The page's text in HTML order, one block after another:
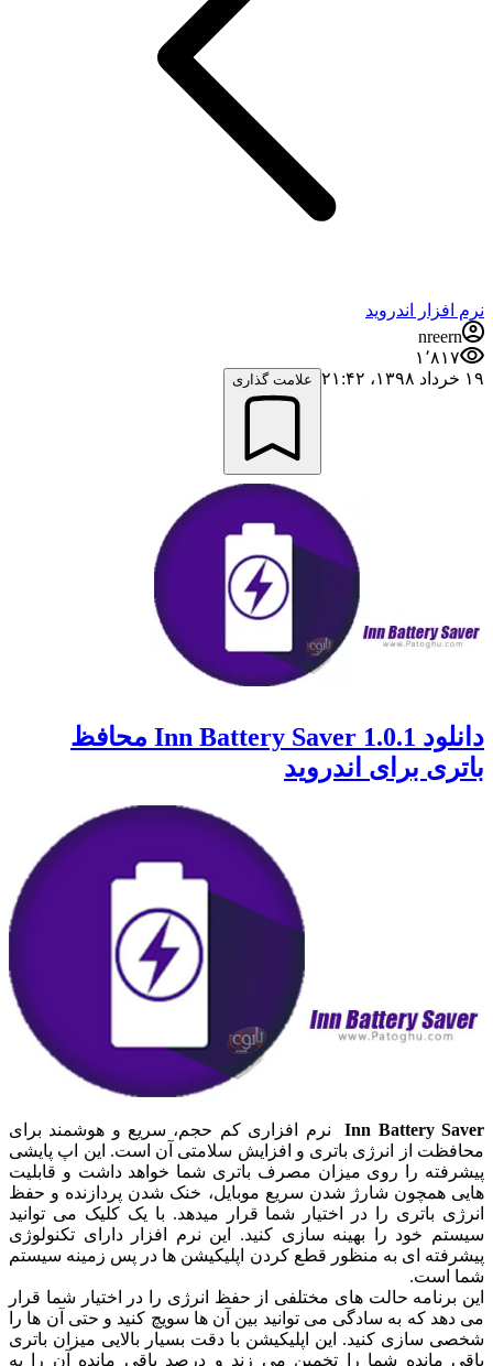
نرم افزار اندروید
nreern
۱٬۸۱۷
۱۹ خرداد ۱۳۹۸،‏ ۲۱:۴۲
علامت گذاری
دانلود Inn Battery Saver 1.0.1 محافظ
باتری برای اندروید
Inn Battery Saverنرم افزاری کم حجم، سریع و هوشمند برای
محافظت از انرژی باتری و افزایش سلامتی آن است. این اپ پایشی
پیشرفته را روی میزان مصرف باتری شما خواهد داشت و قابلیت
هایی همچون شارژ شدن سریع موبایل، خنک شدن پردازنده و حفظ
انرژی باتری را در اختیار شما قرار میدهد. با یک کلیک می توانید
سیستم خود را بهینه سازی کنید. این نرم افزار دارای تکنولوژی
پیشرفته ای به منظور قطع کردن اپلیکیشن ها در پس زمینه سیستم
شما است.
این برنامه حالت های مختلفی از حفظ انرژی را در اختیار شما قرار
می دهد که به سادگی می توانید بین آن ها سویچ کنید و حتی آن ها را
شخصی سازی کنید. این اپلیکیشن با دقت بسیار بالایی میزان باتری
باقی مانده شما را تخمین می زند و درصد باقی مانده آن را به